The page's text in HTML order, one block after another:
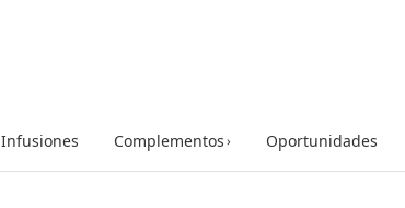
Infusiones Complementos› Oportunidades